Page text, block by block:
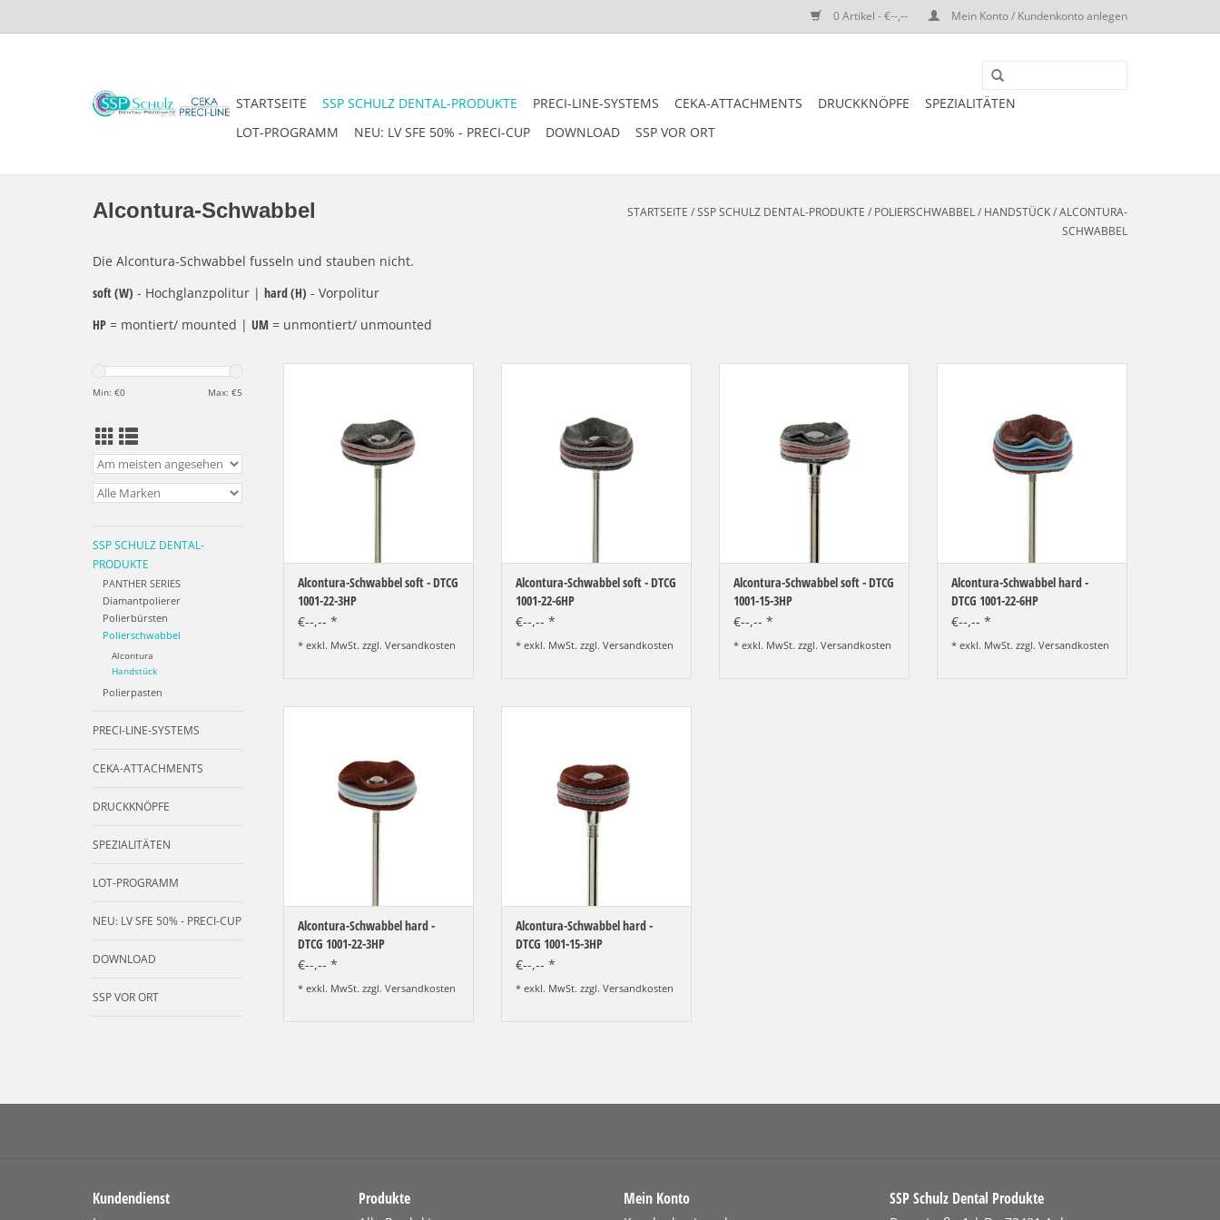
0 Artikel - €--,-- Mein Konto / Kundenkonto anlegen
STARTSEITE SSP SCHULZ DENTAL-PRODUKTE PRECI-LINE-SYSTEMS CEKA-ATTACHMENTS DRUCKKNÖPFE
SPEZIALITÄTEN
LOT-PROGRAMM
NEU: LV SFE 50% - PRECI-CUP DOWNLOAD SSP VOR ORT
Alcontura-Schwabbel STARTSEITE /SSP SCHULZ DENTAL-PRODUKTE / POLIERSCHWABBEL/ HANDSTÜCK/ALCONTURA-
SCHWABBEL
Die Alcontura-Schwabbel fusseln und stauben nicht.
soft (W) - Hochglanzpolitur | hard (H) - Vorpolitur
HP = montiert/ mounted | UM = unmontiert/ unmounted
Min: €0 Max: €5
SSP SCHULZ DENTAL-
PRODUKTE
PANTHER SERIES
Diamantpolierer
Polierbürsten
Polierschwabbel
Alcontura
Handstück
Polierpasten
PRECI-LINE-SYSTEMS
CEKA-ATTACHMENTS
DRUCKKNÖPFE
SPEZIALITÄTEN
LOT-PROGRAMM
NEU: LV SFE 50% - PRECI-CUP
DOWNLOAD
SSP VOR ORT
ZUM WARENKORB HINZUFÜGEN
Alcontura-Schwabbel soft - DTCG
1001-22-3HP
€--,-- *
* exkl. MwSt. zzgl. Versandkosten
ZUM WARENKORB HINZUFÜGEN
Alcontura-Schwabbel soft - DTCG
1001-22-6HP
€--,-- *
* exkl. MwSt. zzgl. Versandkosten
ZUM WARENKORB HINZUFÜGEN
Alcontura-Schwabbel soft - DTCG
1001-15-3HP
€--,-- *
* exkl. MwSt. zzgl. Versandkosten
ZUM WARENKORB HINZUFÜGEN
Alcontura-Schwabbel hard -
DTCG 1001-22-6HP
€--,-- *
* exkl. MwSt. zzgl. Versandkosten
ZUM WARENKORB HINZUFÜGEN
Alcontura-Schwabbel hard -
DTCG 1001-22-3HP
€--,-- *
* exkl. MwSt. zzgl. Versandkosten
ZUM WARENKORB HINZUFÜGEN
Alcontura-Schwabbel hard -
DTCG 1001-15-3HP
€--,-- *
* exkl. MwSt. zzgl. Versandkosten
Kundendienst Produkte Mein Konto SSP Schulz Dental Produkte